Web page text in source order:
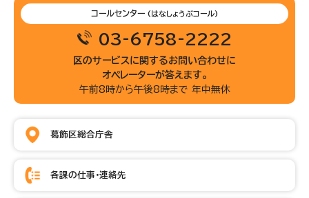
コールセンター (はなしょうぶコール)
03-6758-2222
区のサービスに関するお問い合わせに
オペレーターが答えます。
午前8時から午後8時まで 年中無休
葛飾区総合庁舎
各課の仕事・連絡先